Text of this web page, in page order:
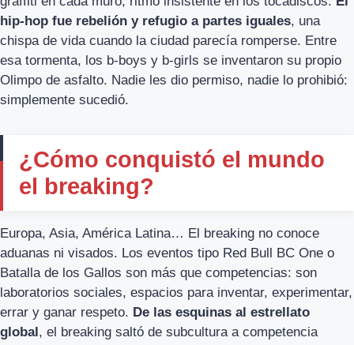
hip-hop fue rebelión y refugio a partes iguales, una
chispa de vida cuando la ciudad parecía romperse. Entre
esa tormenta, los b-boys y b-girls se inventaron su propio
Olimpo de asfalto. Nadie les dio permiso, nadie lo prohibió:
simplemente sucedió.
¿Cómo conquistó el mundo
el breaking?
Europa, Asia, América Latina… El breaking no conoce
aduanas ni visados. Los eventos tipo Red Bull BC One o
Batalla de los Gallos son más que competencias: son
laboratorios sociales, espacios para inventar, experimentar,
errar y ganar respeto. De las esquinas al estrellato
global, el breaking saltó de subcultura a competencia